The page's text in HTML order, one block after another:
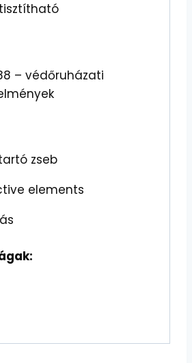
– védőruházati
zseb
elements